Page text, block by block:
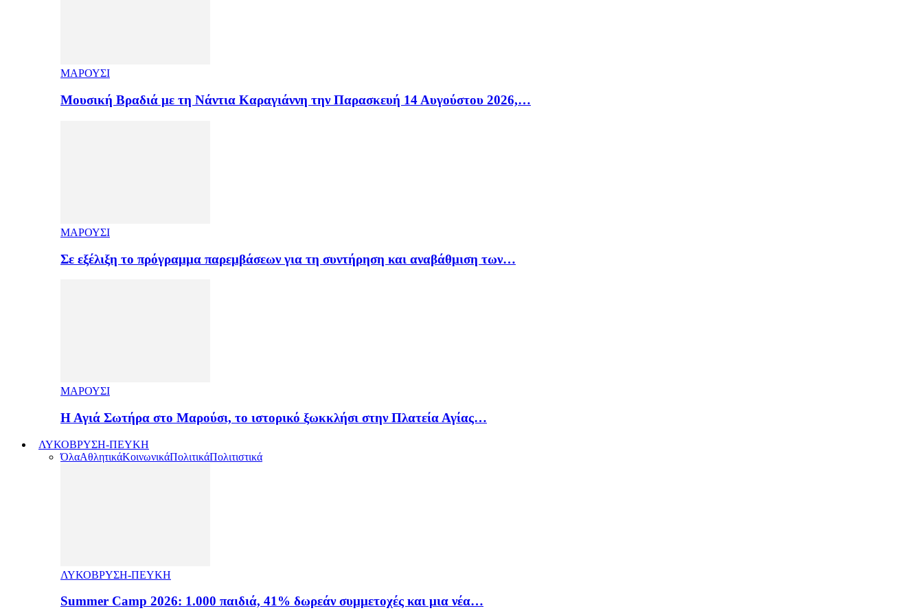
ΜΑΡΟΥΣΙ
Μουσική Βραδιά με τη Νάντια Καραγιάννη την Παρασκευή 14 Αυγούστου 2026,…
ΜΑΡΟΥΣΙ
Σε εξέλιξη το πρόγραμμα παρεμβάσεων για τη συντήρηση και αναβάθμιση των…
ΜΑΡΟΥΣΙ
Η Αγιά Σωτήρα στο Μαρούσι, το ιστορικό ξωκκλήσι στην Πλατεία Αγίας…
ΛΥΚΟΒΡΥΣΗ-ΠΕΥΚΗ
ΌλαΑθλητικάΚοινωνικάΠολιτικάΠολιτιστικά
ΛΥΚΟΒΡΥΣΗ-ΠΕΥΚΗ
Summer Camp 2026: 1.000 παιδιά, 41% δωρεάν συμμετοχές και μια νέα…